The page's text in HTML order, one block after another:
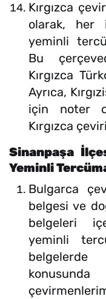
Kırgızca
olarak, her
yeminli
Bu
Kırgızca
Ayrıca,
için noter
Kırgızca
Sinanpaşa
Yeminli
Bulgarca
belgesi ve
belgeleri
yeminli
konusunda